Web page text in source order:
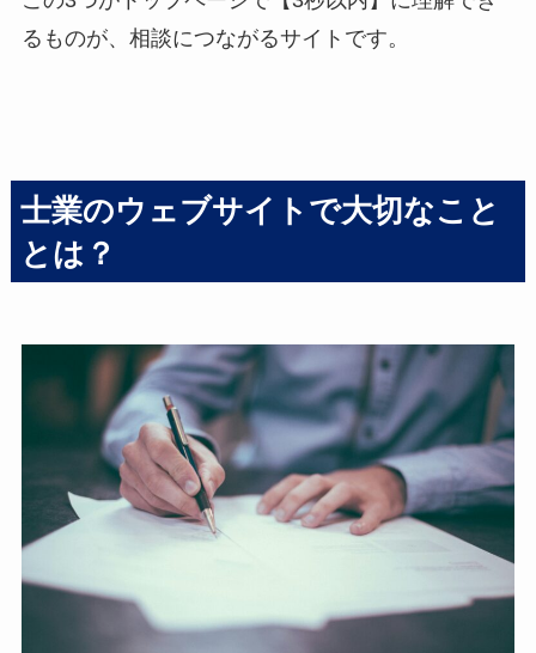
るものが、相談につながるサイトです。
士業のウェブサイトで大切なこと
とは？